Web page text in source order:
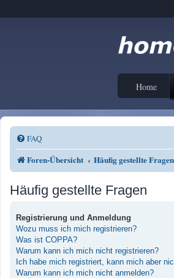
Home
FAQ
Foren-Übersicht Häufig gestellte Fragen
Häufig gestellte Fragen
Registrierung und Anmeldung
Wozu muss ich mich registrieren?
Was ist COPPA?
Warum kann ich mich nicht registrieren?
Ich habe mich registriert, kann mich aber
Warum kann ich mich nicht anmelden?